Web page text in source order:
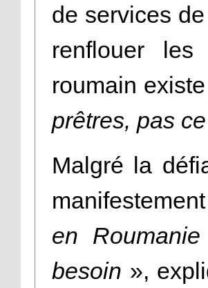
de services
renflouer
roumain
prêtres, pas
Malgré la
en
besoin »,